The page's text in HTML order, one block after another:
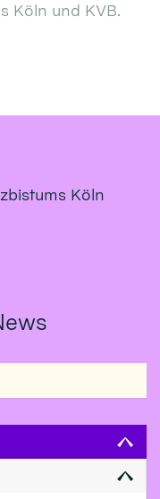
Köln und KVB.
Köln